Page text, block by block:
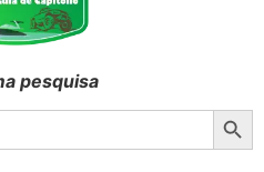
pesquisa